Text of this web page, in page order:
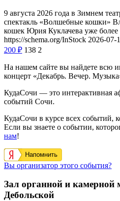
9 августа 2026 года в Зимнем
спектакль «Волшебные кошки»
кошек Юрия Куклачева уже более
https://schema.org/InStock 2026-07-
200 ₽ 138 2
На нашем сайте вы найдете всю
концерт «Декабрь. Вечер.
КудаСочи — это интерактивная
событий Сочи.
КудаСочи в курсе всех событий,
Если вы знаете о событии,
нам!
Напомнить
Вы организатор этого события?
Зал органной и
Дебольской